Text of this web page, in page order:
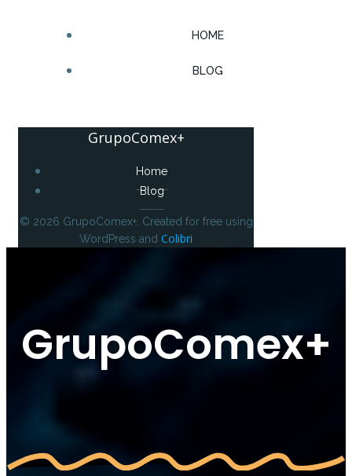
HOME
BLOG
GrupoComex+
Home
Blog
© 2026 GrupoComex+. Created for free using
WordPress and Colibri
GrupoComex+